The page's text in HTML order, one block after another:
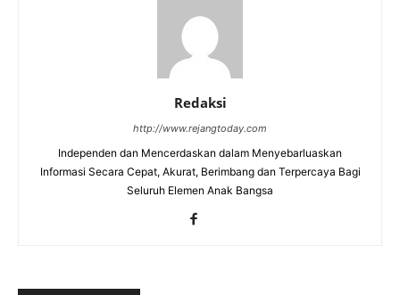
Redaksi
http://www.rejangtoday.com
Independen dan Mencerdaskan dalam Menyebarluaskan
Informasi Secara Cepat, Akurat, Berimbang dan Terpercaya Bagi
Seluruh Elemen Anak Bangsa